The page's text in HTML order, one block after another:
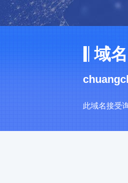
域
此域名接受